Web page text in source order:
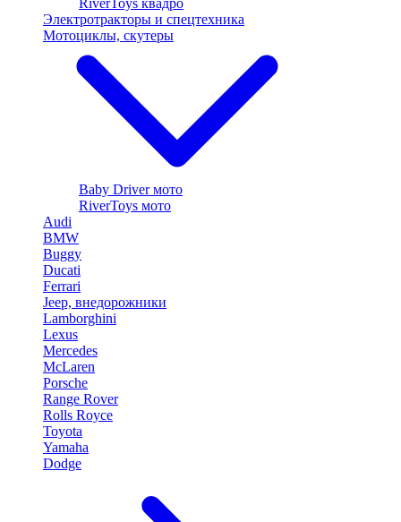
RiverToys квадро
Электротракторы и спецтехника
Мотоциклы, скутеры
Baby Driver мото
RiverToys мото
Audi
BMW
Buggy
Ducati
Ferrari
Jeep, внедорожники
Lamborghini
Lexus
Mercedes
McLaren
Porsche
Range Rover
Rolls Royce
Toyota
Yamaha
Dodge